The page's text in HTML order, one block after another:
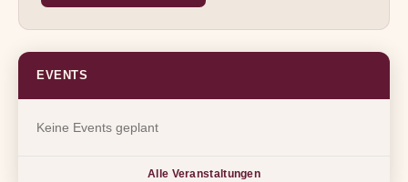
EVENTS
Keine Events geplant
Alle Veranstaltungen